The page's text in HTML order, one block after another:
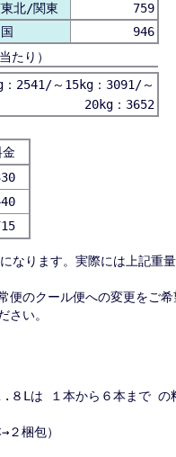
北/関東
759
946
たり）
2541/～15kg：3091/～
20kg：3652
なります。実際には上記重量
便のクール便への変更をご希
さい。
.８Lは １本から６本まで の
梱包）